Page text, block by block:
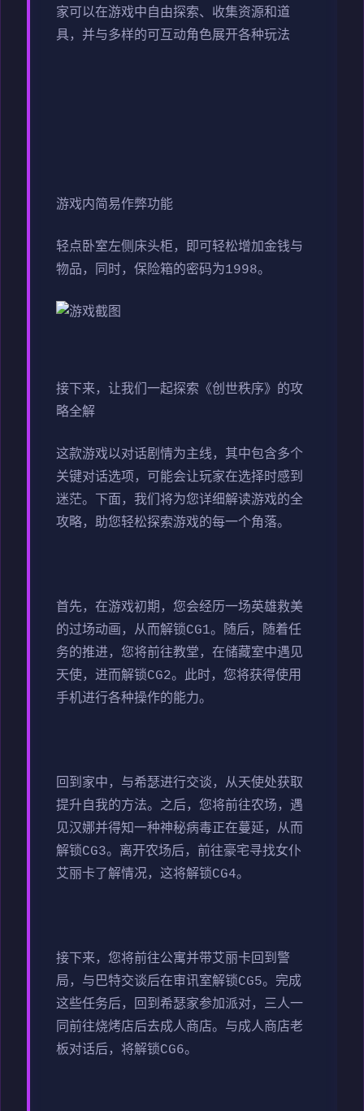
家可以在游戏中自由探索、收集资源和道
具，并与多样的可互动角色展开各种玩法
游戏内简易作弊功能
轻点卧室左侧床头柜，即可轻松增加金钱与
物品，同时，保险箱的密码为1998。
接下来，让我们一起探索《创世秩序》的攻
略全解
这款游戏以对话剧情为主线，其中包含多个
关键对话选项，可能会让玩家在选择时感到
迷茫。下面，我们将为您详细解读游戏的全
攻略，助您轻松探索游戏的每一个角落。
首先，在游戏初期，您会经历一场英雄救美
的过场动画，从而解锁CG1。随后，随着任
务的推进，您将前往教堂，在储藏室中遇见
天使，进而解锁CG2。此时，您将获得使用
手机进行各种操作的能力。
回到家中，与希瑟进行交谈，从天使处获取
提升自我的方法。之后，您将前往农场，遇
见汉娜并得知一种神秘病毒正在蔓延，从而
解锁CG3。离开农场后，前往豪宅寻找女仆
艾丽卡了解情况，这将解锁CG4。
接下来，您将前往公寓并带艾丽卡回到警
局，与巴特交谈后在审讯室解锁CG5。完成
这些任务后，回到希瑟家参加派对，三人一
同前往烧烤店后去成人商店。与成人商店老
板对话后，将解锁CG6。